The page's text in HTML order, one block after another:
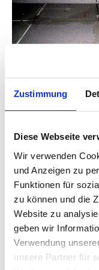
Zustimmung
Diese Webseite
Wir verwenden
und Anzeigen zu
Funktionen für
zu können und die
Website zu
geben wir
Verwendung
unsere Partner für
kleine Risse oder
Gebäude eindringt.
Die Lösung:
AquaPren
Druckwasserschäden
dass an dieser Stelle